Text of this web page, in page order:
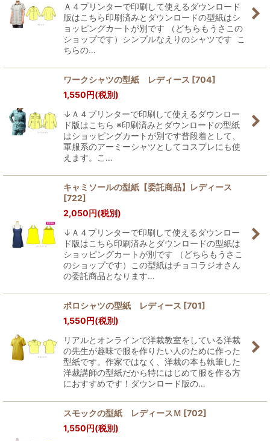
Ａ４プリンターで印刷して使えるダウンロード
版はこちら印刷済みとダウンロードの型紙はシ
ョッピングカートが別です （どちらもうさこの
ショップです）シンプルなえりのシャツです こ
ちらの…
ワークシャツの型紙 レディース [704]
1,550円(税別)
↓Ａ４プリンターで印刷して使えるダウンロー
ド版はこちら ※印刷済みとダウンロードの型紙
はショッピングカートが別です普段着として、
軍服系のアーミーシャツとしてコスプレにも使
えます。こ…
キャミソールの型紙【委託商品】レディース
[722]
2,050円(税別)
↓Ａ４プリンターで印刷して使えるダウンロー
ド版はこちら印刷済みとダウンロードの型紙は
ショッピングカートが別です （どちらもうさこ
のショップです）この型紙はチョコラジオさん
の委託商品となります…
ポロシャツの型紙 レディース [701]
1,550円(税別)
リアルとオンラインで洋裁教室をしている洋裁
の先生が趣味で服を作りたい人のために作った
型紙です。作家ではなく、洋裁の本も執筆した
洋裁講師の型紙だから特にはじめて服を作る方
におすすめです！ダウンロード版の…
スモックの型紙 レディースＭ [702]
1,550円(税別)